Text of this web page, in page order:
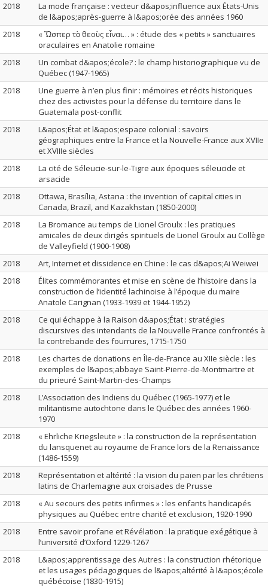
2018
La mode française : vecteur d&apos;influence aux États-Unis
de l&apos;après-guerre à l&apos;orée des années 1960
2018
« Ὥσπερ τὸ θεοὺς εἶναι… » : étude des « petits » sanctuaires
oraculaires en Anatolie romaine
2018
Un combat d&apos;école? : le champ historiographique vu de
Québec (1947-1965)
2018
Une guerre à n’en plus finir : mémoires et récits historiques
chez des activistes pour la défense du territoire dans le
Guatemala post-conflit
2018
L&apos;État et l&apos;espace colonial : savoirs
géographiques entre la France et la Nouvelle-France aux XVIIe
et XVIIIe siècles
2018
La cité de Séleucie-sur-le-Tigre aux époques séleucide et
arsacide
2018
Ottawa, Brasília, Astana : the invention of capital cities in
Canada, Brazil, and Kazakhstan (1850-2000)
2018
La Bromance au temps de Lionel Groulx : les pratiques
amicales de deux dirigés spirituels de Lionel Groulx au Collège
de Valleyfield (1900-1908)
2018
Art, Internet et dissidence en Chine : le cas d&apos;Ai Weiwei
2018
Élites commémorantes et mise en scène de l’histoire dans la
construction de l’identité lachinoise à l’époque du maire
Anatole Carignan (1933-1939 et 1944-1952)
2018
Ce qui échappe à la Raison d&apos;État : stratégies
discursives des intendants de la Nouvelle France confrontés à
la contrebande des fourrures, 1715-1750
2018
Les chartes de donations en Île-de-France au XIIe siècle : les
exemples de l&apos;abbaye Saint-Pierre-de-Montmartre et
du prieuré Saint-Martin-des-Champs
2018
L’Association des Indiens du Québec (1965-1977) et le
militantisme autochtone dans le Québec des années 1960-
1970
2018
« Ehrliche Kriegsleute » : la construction de la représentation
du lansquenet au royaume de France lors de la Renaissance
(1486-1559)
2018
Représentation et altérité : la vision du païen par les chrétiens
latins de Charlemagne aux croisades de Prusse
2018
« Au secours des petits infirmes » : les enfants handicapés
physiques au Québec entre charité et exclusion, 1920-1990
2018
Entre savoir profane et Révélation : la pratique exégétique à
l’université d’Oxford 1229-1267
2018
L&apos;apprentissage des Autres : la construction rhétorique
et les usages pédagogiques de l&apos;altérité à l&apos;école
québécoise (1830-1915)